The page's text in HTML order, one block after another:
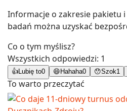
Informacje o zakresie pakietu
badań można uzyskać
Co o tym myślisz?
Wszystkich odpowiedzi: 1
👍 Lubię to0 😄 Hahaha0 😯Szok1
To warto przeczytać